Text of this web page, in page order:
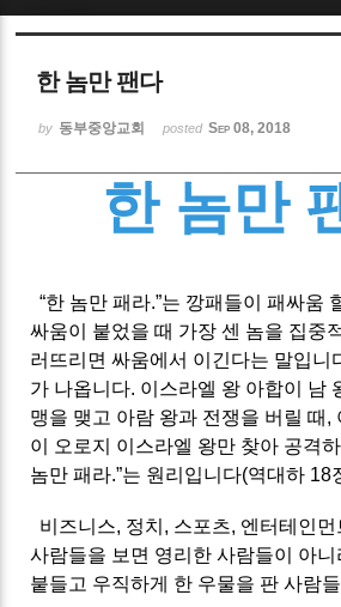
한 놈만 팬다
by 동부중앙교회 posted Sep 08, 2018
한 놈만
“한 놈만 패라.”는 깡패들이 패싸움
싸움이 붙었을 때 가장 센 놈을 집중
러뜨리면 싸움에서 이긴다는 말입니
가 나옵니다. 이스라엘 왕 아합이 남
맹을 맺고 아람 왕과 전쟁을 버릴 때,
이 오로지 이스라엘 왕만 찾아 공격
놈만 패라.”는 원리입니다(역대하 18
비즈니스, 정치, 스포츠, 엔터테인
사람들을 보면 영리한 사람들이 아
붙들고 우직하게 한 우물을 판 사람
Sketchbook5, 스케치
Sketchbook5, 스케치